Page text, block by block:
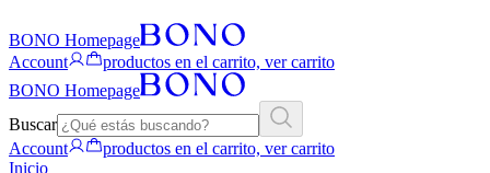
BONO Homepage
Account
productos en el carrito, ver carrito
BONO Homepage
Buscar
Account
productos en el carrito, ver carrito
Inicio